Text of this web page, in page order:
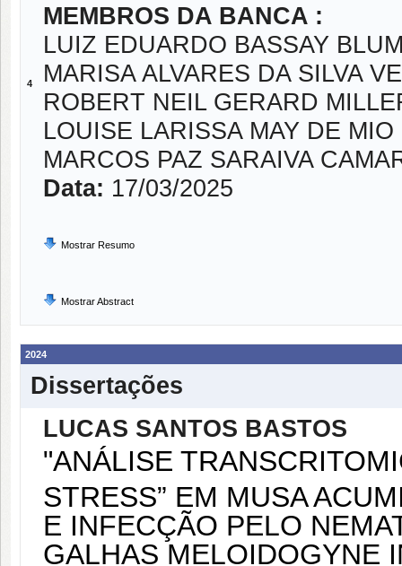
4
MEMBROS DA BANCA :
LUIZ EDUARDO BASSAY
MARISA ALVARES DA SILVA
ROBERT NEIL GERARD
LOUISE LARISSA MAY DE MIO
MARCOS PAZ SARAIVA
Data: 17/03/2025
Mostrar Resumo
Mostrar Abstract
2024
Dissertações
LUCAS SANTOS BASTOS
"ANÁLISE
STRESS” EM MUSA
E INFECÇÃO PELO
GALHAS MELOIDOGYNE